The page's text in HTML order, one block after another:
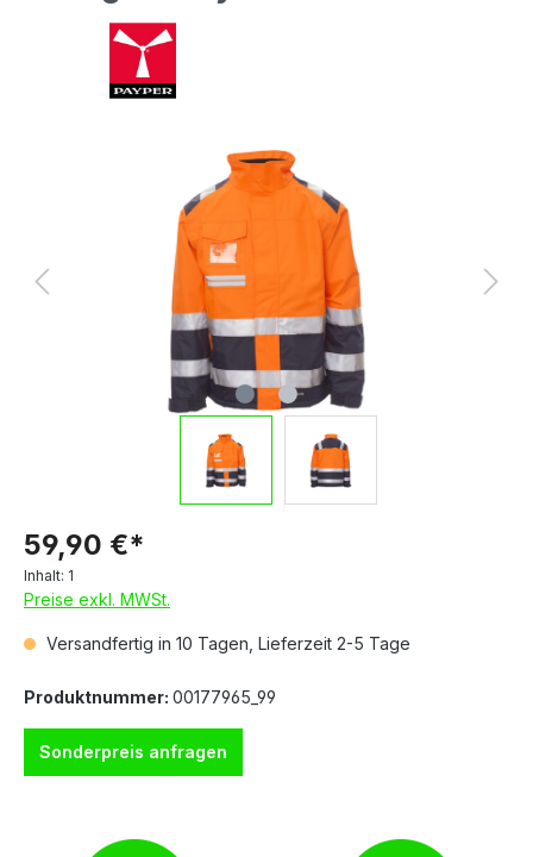
59,90 €*
Inhalt: 1
Preise exkl. MWSt.
Versandfertig in 10 Tagen, Lieferzeit 2-5 Tage
Produktnummer: 00177965_99
Sonderpreis anfragen